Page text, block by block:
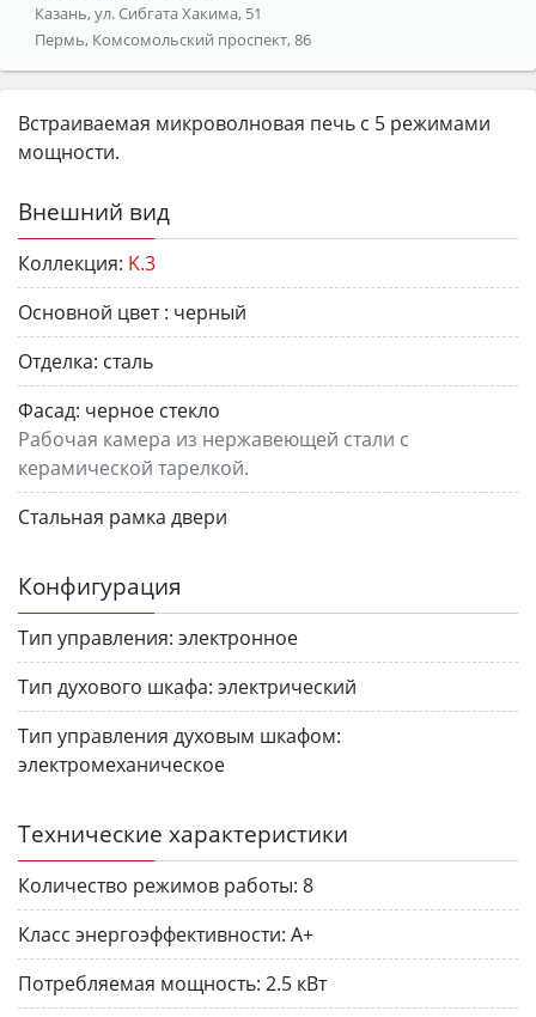
Казань, ул. Сибгата Хакима, 51
Пермь, Комсомольский проспект, 86
Встраиваемая микроволновая печь с 5 режимами
мощности.
Внешний вид
Коллекция: K.3
Основной цвет : черный
Отделка: сталь
Фасад: черное стекло
Рабочая камера из нержавеющей стали с
керамической тарелкой.
Стальная рамка двери
Конфигурация
Тип управления: электронное
Тип духового шкафа: электрический
Тип управления духовым шкафом:
электромеханическое
Технические характеристики
Количество режимов работы: 8
Класс энергоэффективности: A+
Потребляемая мощность: 2.5 кВт